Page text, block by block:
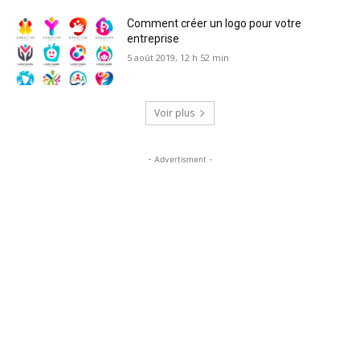
Comment créer un logo pour votre
entreprise
5 août 2019, 12 h 52 min
Voir plus
- Advertisment -